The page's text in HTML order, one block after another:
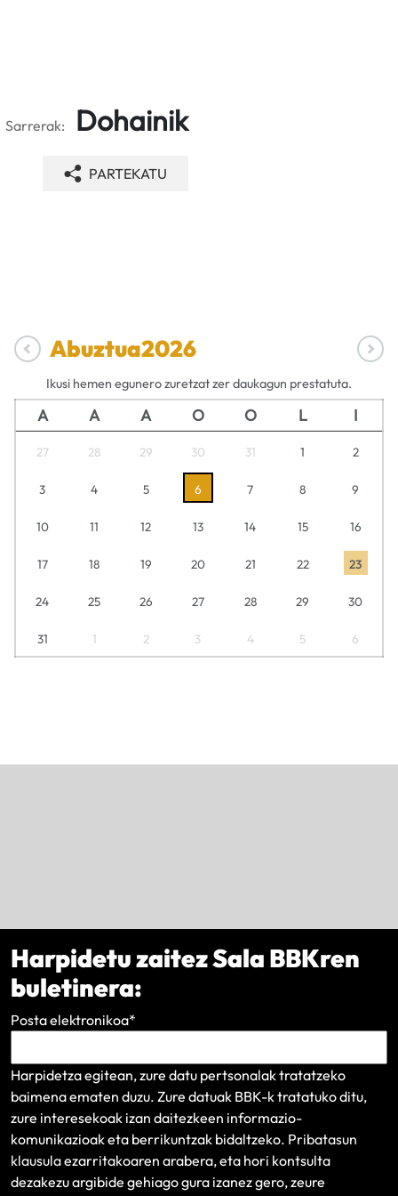
Sarrerak: Dohainik
PARTEKATU
Abuztua2026
Ikusi hemen egunero zuretzat zer daukagun prestatuta.
A A A O O L I
27 28 29 30 31 1 2
3 4 5 6 7 8 9
10 11 12 13 14 15 16
17 18 19 20 21 22 23
24 25 26 27 28 29 30
31 1 2 3 4 5 6
Harpidetu zaitez Sala BBKren
buletinera:
Posta elektronikoa*
Harpidetza egitean, zure datu pertsonalak tratatzeko
baimena ematen duzu. Zure datuak BBK-k tratatuko ditu,
zure interesekoak izan daitezkeen informazio-
komunikazioak eta berrikuntzak bidaltzeko. Pribatasun
klausulaezarritakoaren arabera, eta hori kontsulta
dezakezu argibide gehiago gura izanez gero, zeure